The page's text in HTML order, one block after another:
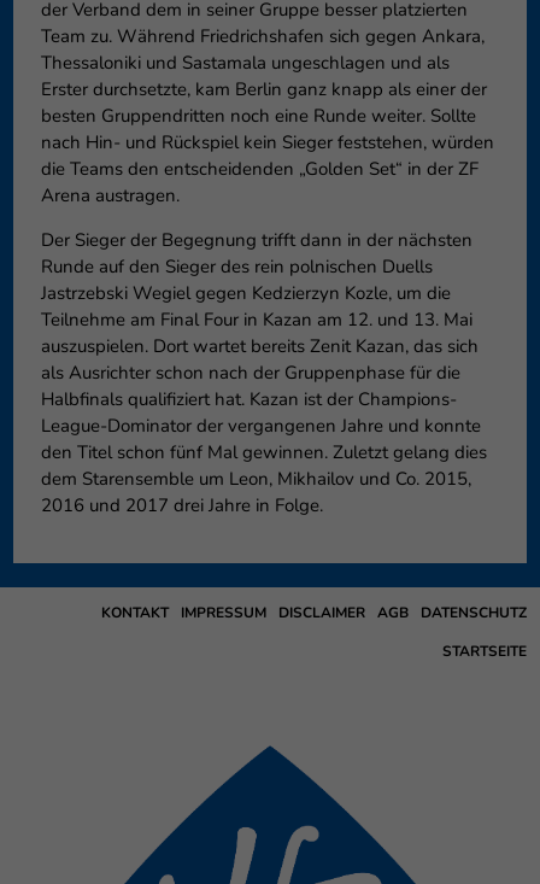
der Verband dem in seiner Gruppe besser platzierten
Team zu. Während Friedrichshafen sich gegen Ankara,
Thessaloniki und Sastamala ungeschlagen und als
Erster durchsetzte, kam Berlin ganz knapp als einer der
besten Gruppendritten noch eine Runde weiter. Sollte
nach Hin- und Rückspiel kein Sieger feststehen, würden
die Teams den entscheidenden „Golden Set“ in der ZF
Arena austragen.
Der Sieger der Begegnung trifft dann in der nächsten
Runde auf den Sieger des rein polnischen Duells
Jastrzebski Wegiel gegen Kedzierzyn Kozle, um die
Teilnehme am Final Four in Kazan am 12. und 13. Mai
auszuspielen. Dort wartet bereits Zenit Kazan, das sich
als Ausrichter schon nach der Gruppenphase für die
Halbfinals qualifiziert hat. Kazan ist der Champions-
League-Dominator der vergangenen Jahre und konnte
den Titel schon fünf Mal gewinnen. Zuletzt gelang dies
dem Starensemble um Leon, Mikhailov und Co. 2015,
2016 und 2017 drei Jahre in Folge.
DATENSCHUTZ
AGB
DISCLAIMER
IMPRESSUM
KONTAKT
STARTSEITE